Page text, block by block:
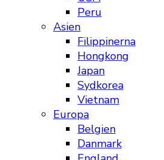
Peru
Asien
Filippinerna
Hongkong
Japan
Sydkorea
Vietnam
Europa
Belgien
Danmark